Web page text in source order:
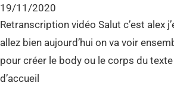
19/11/2020
Retranscription vidéo Salut c’est alex
allez bien aujourd’hui on va voir
pour créer le body ou le corps du
d’accueil